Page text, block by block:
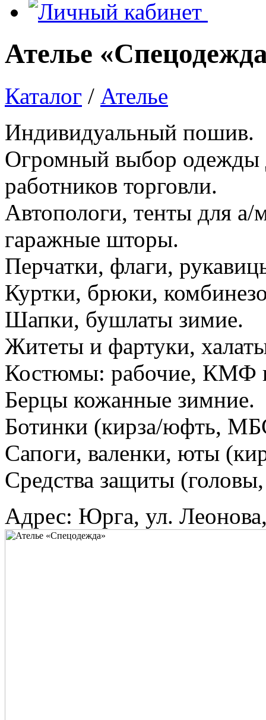
Ателье
Каталог / Ателье
Индивидуальный пошив.
Огромный выбор одежды
работников торговли.
Автопологи, тенты для а/
гаражные шторы.
Перчатки, флаги,
Куртки, брюки,
Шапки, бушлаты зимие.
Житеты и фартуки,
Костюмы: рабочие, КМФ
Берцы кожанные зимние.
Ботинки (кирза/юфть,
Сапоги, валенки, юты
Средства защиты
Адрес: Юрга, ул.